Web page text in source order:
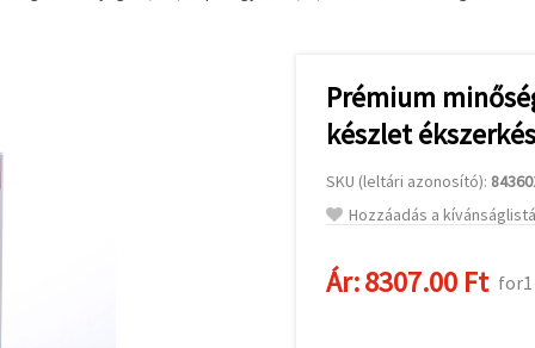
Prémium
készlet
SKU (leltári azonosító):
Hozzáadás a
Ár:8307.00 Ft